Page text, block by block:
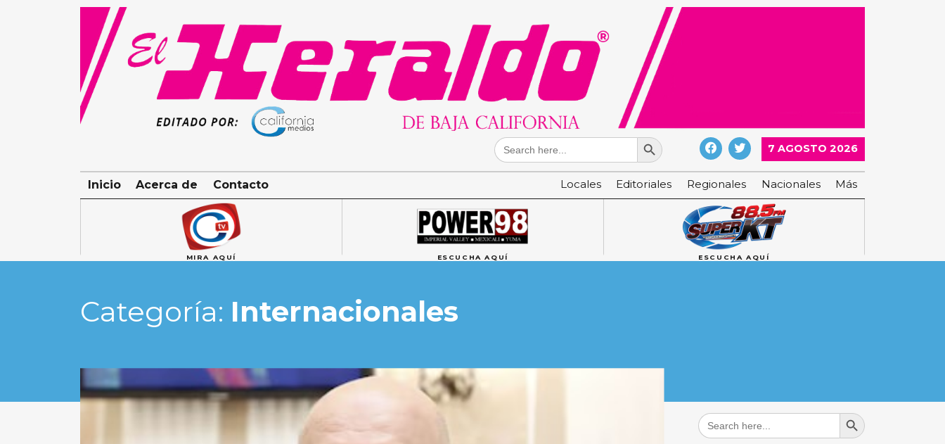
Search
for:
Search Button
7 AGOSTO 2026
Locales Editoriales Regionales Nacionales Más
Inicio Acerca de Contacto
MIRA AQUÍ ESCUCHA AQUÍ ESCUCHA AQUÍ
Categoría: Internacionales
Search
for:
Search Button